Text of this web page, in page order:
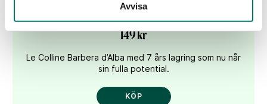
Avvisa
Barbera d’Alba Le Colline 2019
149 kr
Le Colline Barbera d’Alba med 7 års lagring som nu når
sin fulla potential.
KÖP